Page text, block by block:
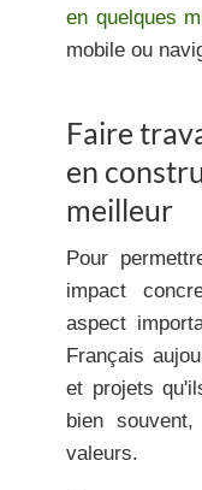
en quelques
mobile ou
Faire
en
meilleur
Pour
impact
aspect
Français
et projets
bien
valeurs.